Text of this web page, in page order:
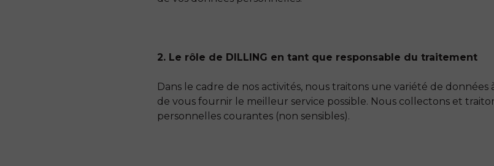
2. Le rôle de DILLING en tant que responsable du traitement
Dans le cadre de nos activités, nous traitons une variété de
de vous fournir le meilleur service possible. Nous collectons et
personnelles courantes (non sensibles).